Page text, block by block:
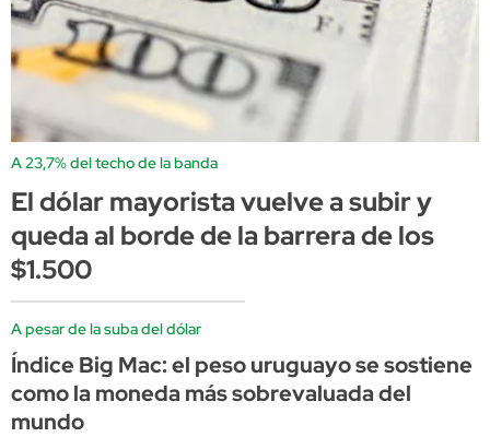
A 23,7% del techo de la banda
El dólar mayorista vuelve a subir y
queda al borde de la barrera de los
$1.500
A pesar de la suba del dólar
Índice Big Mac: el peso uruguayo se sostiene
como la moneda más sobrevaluada del
mundo